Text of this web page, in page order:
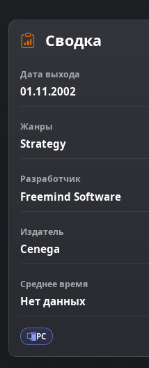
Сводка
Дата выхода
01.11.2002
Жанры
Strategy
Разработчик
Freemind Software
Издатель
Cenega
Среднее время
Нет данных
PC